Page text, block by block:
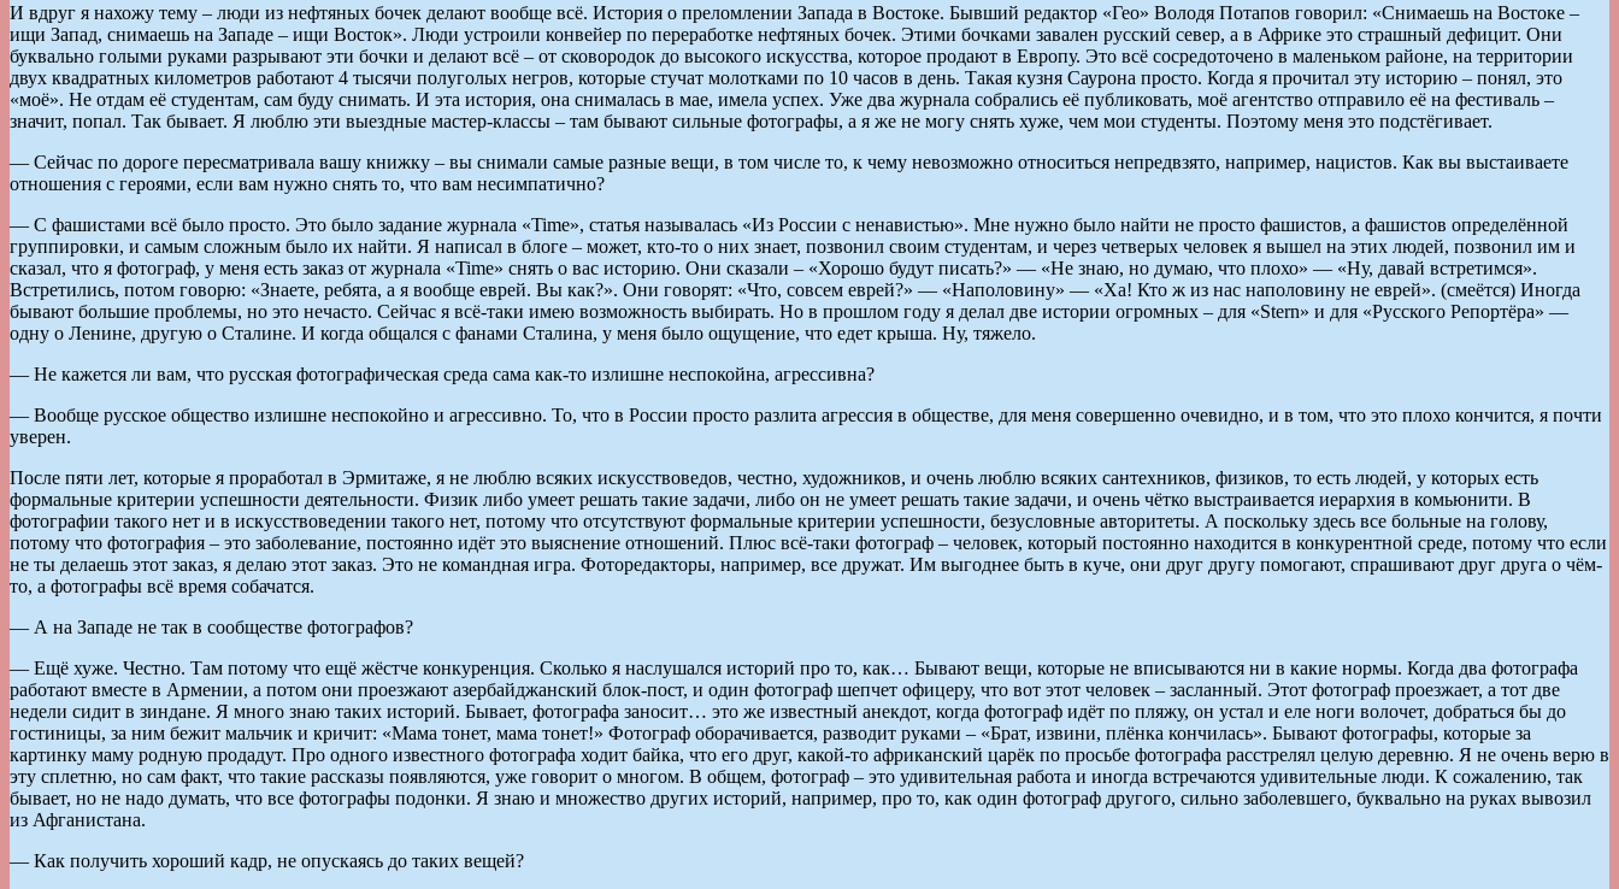
И вдруг я нахожу тему – люди из нефтяных бочек делают вообще всё. История о преломлении Запада в Востоке. Бывший редактор «Гео» Володя Потапов говорил: «Снимаешь на Востоке –
ищи Запад, снимаешь на Западе – ищи Восток». Люди устроили конвейер по переработке нефтяных бочек. Этими бочками завален русский север, а в Африке это страшный дефицит. Они
буквально голыми руками разрывают эти бочки и делают всё – от сковородок до высокого искусства, которое продают в Европу. Это всё сосредоточено в маленьком районе, на территории
двух квадратных километров работают 4 тысячи полуголых негров, которые стучат молотками по 10 часов в день. Такая кузня Саурона просто. Когда я прочитал эту историю – понял, это
«моё». Не отдам её студентам, сам буду снимать. И эта история, она снималась в мае, имела успех. Уже два журнала собрались её публиковать, моё агентство отправило её на фестиваль –
значит, попал. Так бывает. Я люблю эти выездные мастер-классы – там бывают сильные фотографы, а я же не могу снять хуже, чем мои студенты. Поэтому меня это подстёгивает.
— Сейчас по дороге пересматривала вашу книжку – вы снимали самые разные вещи, в том числе то, к чему невозможно относиться непредвзято, например, нацистов. Как вы выстаиваете
отношения с героями, если вам нужно снять то, что вам несимпатично?
— С фашистами всё было просто. Это было задание журнала «Time», статья называлась «Из России с ненавистью». Мне нужно было найти не просто фашистов, а фашистов определённой
группировки, и самым сложным было их найти. Я написал в блоге – может, кто-то о них знает, позвонил своим студентам, и через четверых человек я вышел на этих людей, позвонил им и
сказал, что я фотограф, у меня есть заказ от журнала «Time» снять о вас историю. Они сказали – «Хорошо будут писать?» — «Не знаю, но думаю, что плохо» — «Ну, давай встретимся».
Встретились, потом говорю: «Знаете, ребята, а я вообще еврей. Вы как?». Они говорят: «Что, совсем еврей?» — «Наполовину» — «Ха! Кто ж из нас наполовину не еврей». (смеётся) Иногда
бывают большие проблемы, но это нечасто. Сейчас я всё-таки имею возможность выбирать. Но в прошлом году я делал две истории огромных – для «Stern» и для «Русского Репортёра» —
одну о Ленине, другую о Сталине. И когда общался с фанами Сталина, у меня было ощущение, что едет крыша. Ну, тяжело.
— Не кажется ли вам, что русская фотографическая среда сама как-то излишне неспокойна, агрессивна?
— Вообще русское общество излишне неспокойно и агрессивно. То, что в России просто разлита агрессия в обществе, для меня совершенно очевидно, и в том, что это плохо кончится, я почти
уверен.
После пяти лет, которые я проработал в Эрмитаже, я не люблю всяких искусствоведов, честно, художников, и очень люблю всяких сантехников, физиков, то есть людей, у которых есть
формальные критерии успешности деятельности. Физик либо умеет решать такие задачи, либо он не умеет решать такие задачи, и очень чётко выстраивается иерархия в комьюнити. В
фотографии такого нет и в искусствоведении такого нет, потому что отсутствуют формальные критерии успешности, безусловные авторитеты. А поскольку здесь все больные на голову,
потому что фотография – это заболевание, постоянно идёт это выяснение отношений. Плюс всё-таки фотограф – человек, который постоянно находится в конкурентной среде, потому что если
не ты делаешь этот заказ, я делаю этот заказ. Это не командная игра. Фоторедакторы, например, все дружат. Им выгоднее быть в куче, они друг другу помогают, спрашивают друг друга о чём-
то, а фотографы всё время собачатся.
— А на Западе не так в сообществе фотографов?
— Ещё хуже. Честно. Там потому что ещё жёстче конкуренция. Сколько я наслушался историй про то, как… Бывают вещи, которые не вписываются ни в какие нормы. Когда два фотографа
работают вместе в Армении, а потом они проезжают азербайджанский блок-пост, и один фотограф шепчет офицеру, что вот этот человек – засланный. Этот фотограф проезжает, а тот две
недели сидит в зиндане. Я много знаю таких историй. Бывает, фотографа заносит… это же известный анекдот, когда фотограф идёт по пляжу, он устал и еле ноги волочет, добраться бы до
гостиницы, за ним бежит мальчик и кричит: «Мама тонет, мама тонет!» Фотограф оборачивается, разводит руками – «Брат, извини, плёнка кончилась». Бывают фотографы, которые за
картинку маму родную продадут. Про одного известного фотографа ходит байка, что его друг, какой-то африканский царёк по просьбе фотографа расстрелял целую деревню. Я не очень верю в
эту сплетню, но сам факт, что такие рассказы появляются, уже говорит о многом. В общем, фотограф – это удивительная работа и иногда встречаются удивительные люди. К сожалению, так
бывает, но не надо думать, что все фотографы подонки. Я знаю и множество других историй, например, про то, как один фотограф другого, сильно заболевшего, буквально на руках вывозил
из Афганистана.
— Как получить хороший кадр, не опускаясь до таких вещей?